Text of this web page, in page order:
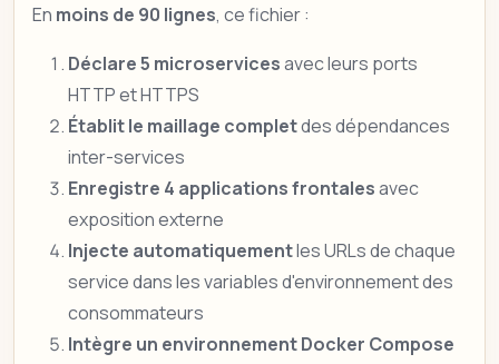
En moins de 90 lignes, ce fichier :
Déclare 5 microservicesavec leurs ports
HTTP et HTTPS
Établit le maillage completdes dépendances
inter-services
Enregistre 4 applications frontalesavec
exposition externe
Injecte automatiquementles URLs de chaque
service dans les variables d'environnement des
consommateurs
Intègre un environnement Docker Compose